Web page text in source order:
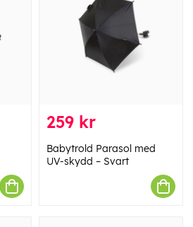
259 kr
Babytrold Parasol med
UV-skydd – Svart